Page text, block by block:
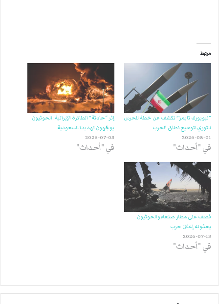
مرتبط
“نيويورك تايمز” تكشف عن خطة للحرس
الثوري لتوسيع نطاق الحرب
2026-08-01
في "أحداث"
إثر “حادثة” الطائرة الإيرانية: الحوثيون
يوجّهون تهديدا للسعودية
2026-07-03
في "أحداث"
قصف على مطار صنعاء والحوثيون
يعدّونه إعلان حرب
2026-07-13
في "أحداث"